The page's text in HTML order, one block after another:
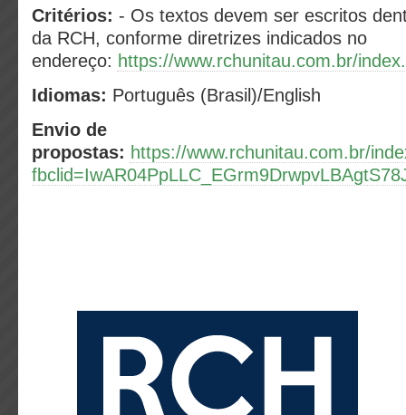
Critérios: - Os textos devem ser escritos
da RCH, conforme diretrizes indicados no
endereço: https://www.rchunitau.com.br/
Idiomas: Português (Brasil)/English
Envio de
propostas: https://www.rchunitau.com.br/